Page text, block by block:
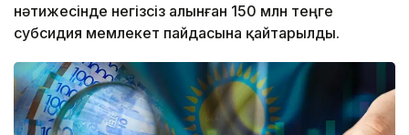
нәтижесінде негізсіз алынған 150 млн теңге
субсидия мемлекет пайдасына қайтарылды.